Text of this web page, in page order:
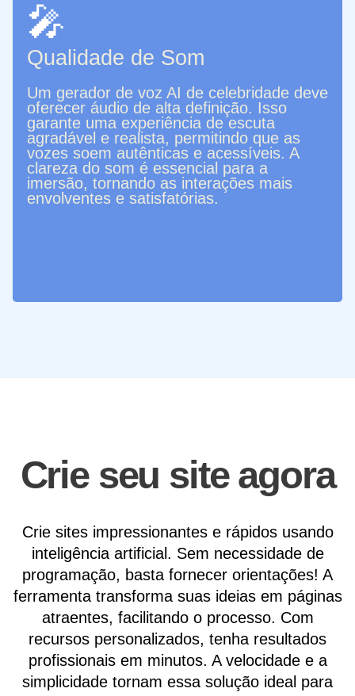
🎤
Qualidade de Som
Um gerador de voz AI de celebridade deve
oferecer áudio de alta definição. Isso
garante uma experiência de escuta
agradável e realista, permitindo que as
vozes soem autênticas e acessíveis. A
clareza do som é essencial para a
imersão, tornando as interações mais
envolventes e satisfatórias.
Crie seu site agora
Crie sites impressionantes e rápidos usando
inteligência artificial. Sem necessidade de
programação, basta fornecer orientações! A
ferramenta transforma suas ideias em páginas
atraentes, facilitando o processo. Com
recursos personalizados, tenha resultados
profissionais em minutos. A velocidade e a
simplicidade tornam essa solução ideal para